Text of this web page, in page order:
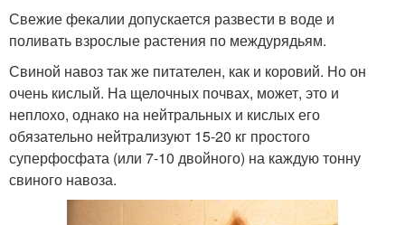
Свежие фекалии допускается развести в воде и
поливать взрослые растения по междурядьям.
Свиной навоз так же питателен, как и коровий. Но он
очень кислый. На щелочных почвах, может, это и
неплохо, однако на нейтральных и кислых его
обязательно нейтрализуют 15-20 кг простого
суперфосфата (или 7-10 двойного) на каждую тонну
свиного навоза.